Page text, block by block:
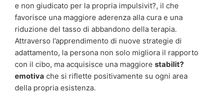
e non giudicato per la propria impulsivit?, il che
favorisce una maggiore aderenza alla cura e una
riduzione del tasso di abbandono della terapia.
Attraverso l’apprendimento di nuove strategie di
adattamento, la persona non solo migliora il rapporto
con il cibo, ma acquisisce una maggiore stabilit?
emotiva che si riflette positivamente su ogni area
della propria esistenza.